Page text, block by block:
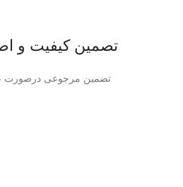
تصمین کیفیت و
تضمین مرجوعی درصورت